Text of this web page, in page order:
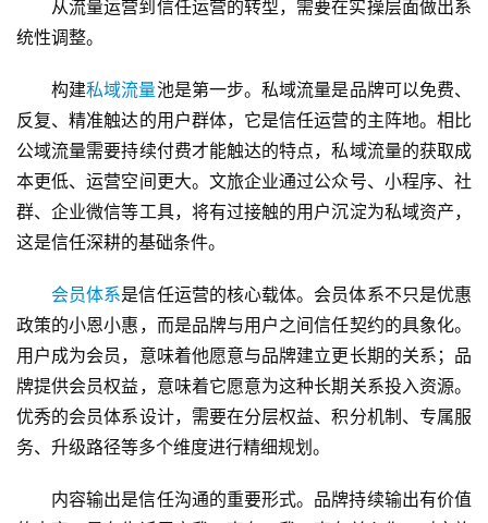
乡
兴
智
慧
旅
游
A
R
+
文
旅
登录 注册
从流量运营到信任运营的转型，需要在实操层面做出系
统性调整。
构建私域流量池是第一步。私域流量是品牌可以免费、
反复、精准触达的用户群体，它是信任运营的主阵地。相比
公域流量需要持续付费才能触达的特点，私域流量的获取成
本更低、运营空间更大。文旅企业通过公众号、小程序、社
群、企业微信等工具，将有过接触的用户沉淀为私域资产，
这是信任深耕的基础条件。
会员体系是信任运营的核心载体。会员体系不只是优惠
政策的小恩小惠，而是品牌与用户之间信任契约的具象化。
用户成为会员，意味着他愿意与品牌建立更长期的关系；品
牌提供会员权益，意味着它愿意为这种长期关系投入资源。
优秀的会员体系设计，需要在分层权益、积分机制、专属服
务、升级路径等多个维度进行精细规划。
内容输出是信任沟通的重要形式。品牌持续输出有价值